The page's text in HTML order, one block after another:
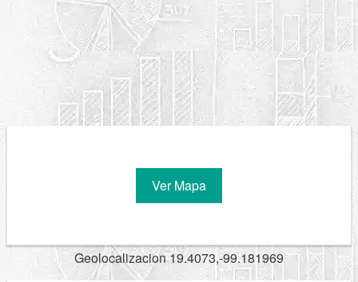
Ver Mapa
Geolocalizacion 19.4073,-99.181969